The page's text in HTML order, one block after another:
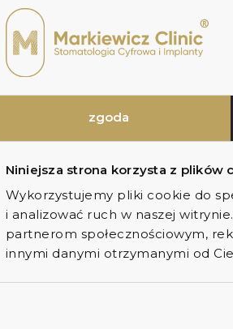
zgoda
Niniejsza strona korzysta z plików
Wykorzystujemy pliki cookie do
i analizować ruch w naszej
partnerom społecznościowym,
innymi danymi otrzymanymi od
zatrzymanych
zębów zawsze powinno
od lokalizacji zęba, jego
Możliwości terapeutyczne
kliniczną – stosowaną w
ząb monitoruje się w
chirurgiczne zęba i leczenie
zatrzymanych w kości.
zamka ortodontycznego, który
ekstrakcję zęba zatrzymanego–
ósemek powodujących
wykonuje się w znieczuleniu